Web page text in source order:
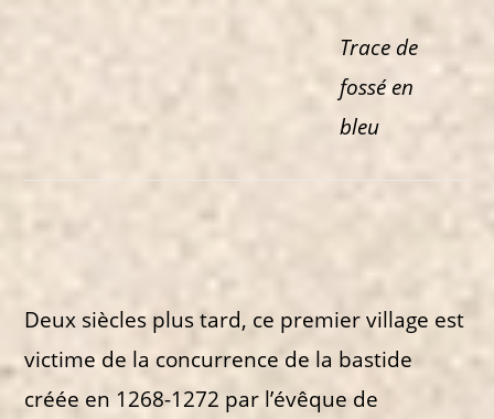
Trace de
fossé en
bleu
Deux siècles plus tard, ce premier village est
victime de la concurrence de la bastide
créée en 1268-1272 par l’évêque de